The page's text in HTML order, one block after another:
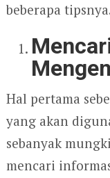
beberapa
Hal pertama
yang akan
sebanyak
mencari